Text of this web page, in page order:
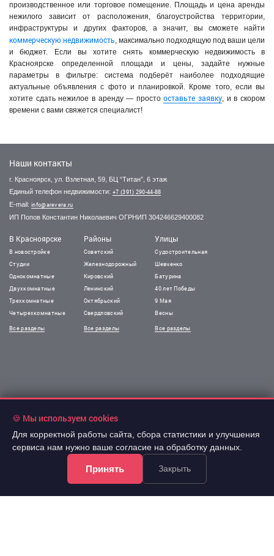
производственное или торговое помещение. Площадь и цена аренды
нежилого зависит от расположения, благоустройства территории,
инфраструктуры и других факторов, а значит, вы сможете найти
коммерческую недвижимость, максимально подходящую под ваши цели
и бюджет. Если вы хотите снять коммерческую недвижимость в
Красноярске определенной площади и цены, задайте нужные
параметры в фильтре: система подберёт наиболее подходящие
актуальные объявления с фото и планировкой. Кроме того, если вы
хотите сдать нежилое в аренду — простооставьте заявку, и в скором
времени с вами свяжется специалист!
Наши контакты
г. Красноярск, ул. Взлетная, 59, БЦ “Титан”, 6 этаж
Единый телефон недвижимости: +7 (391) 290-44-88
E-mail: info@arevera.ru
ИП Попов Константин Николаевич ОГРНИП 304246629400082
В Красноярске
В новостройке
Студии
Однокомнатные
Двухкомнатные
Трехкомнатные
Четырехкомнатные
Все разделы
Районы
Советский
Железнодорожный
Кировский
Ленинский
Октябрьский
Свердловский
Все разделы
Улицы
Судостроительная
Шевченко
Батурина
40 лет Победы
9 Мая
Весны
Все разделы
!Информация на сайте не является публичной офертой.
Все права защищены. При использовании
материалов сайта обязательна гиперссылка.
🍪 Мы используем cookies
Для корректной работы сайта, сбора статистики и улучшения
сервиса нам нужно ваше согласие на обработку данных.
Принять Закрыть